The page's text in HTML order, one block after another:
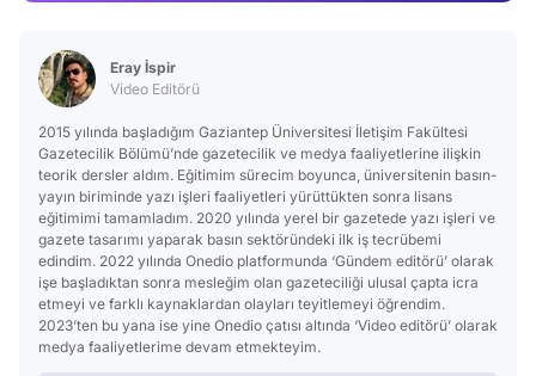
Video
Eray İspir
Video Editörü
2015 yılında başladığım Gaziantep Üniversitesi İletişim Fakültesi
Gazetecilik Bölümü’nde gazetecilik ve medya faaliyetlerine ilişkin
teorik dersler aldım. Eğitimim sürecim boyunca, üniversitenin basın-
yayın biriminde yazı işleri faaliyetleri yürüttükten sonra lisans
eğitimimi tamamladım. 2020 yılında yerel bir gazetede yazı işleri ve
gazete tasarımı yaparak basın sektöründeki ilk iş tecrübemi
edindim. 2022 yılında Onedio platformunda ‘Gündem editörü’ olarak
işe başladıktan sonra mesleğim olan gazeteciliği ulusal çapta icra
etmeyi ve farklı kaynaklardan olayları teyitlemeyi öğrendim.
2023’ten bu yana ise yine Onedio çatısı altında ‘Video editörü’ olarak
medya faaliyetlerime devam etmekteyim.